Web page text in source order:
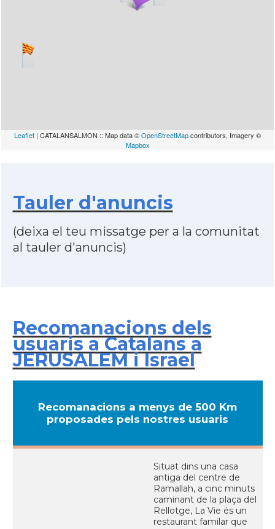
Leaflet | CATALANSALMON :: Map data ©OpenStreetMapcontributors, Imagery ©
Mapbox
Tauler d'anuncis
(deixa el teu missatge per a la comunitat
al tauler d'anuncis)
Recomanacions dels
usuaris a Catalans a
JERUSALEM i Israel
Recomanacions a menys de 500 Km
proposades pels nostres usuaris
Situat dins una casa
antiga del centre de
Ramallah, a cinc minuts
caminant de la plaça del
Rellotge, La Vie és un
restaurant familar que